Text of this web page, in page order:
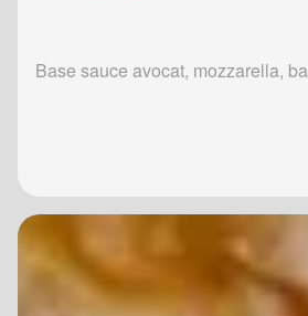
Base sauce avocat, mozzarella,